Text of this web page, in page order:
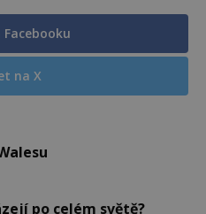
na X
po celém světě?